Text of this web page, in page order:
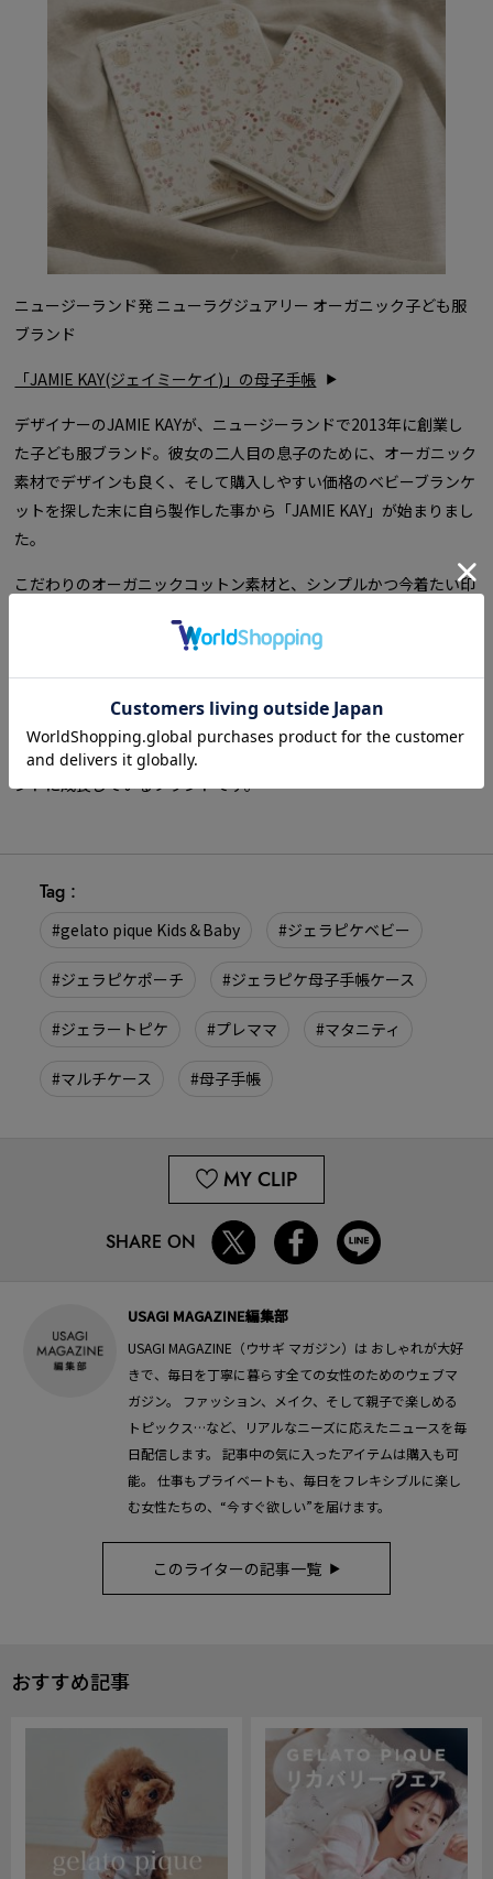
ニュージーランド発 ニューラグジュアリー オーガニック子ども服
ブランド
「JAMIE KAY(ジェイミーケイ)」の母子手帳
デザイナーのJAMIE KAYが、ニュージーランドで2013年に創業し
た子ども服ブランド。彼女の二人目の息子のために、オーガニック
素材でデザインも良く、そして購入しやすい価格のベビーブランケ
ットを探した末に自ら製作した事から「JAMIE KAY」が始まりまし
た。
こだわりのオーガニックコットン素材と、シンプルかつ今着たい印
以来変わらぬ人気を博しています。オリジナルデザインの柄がプリ
る顧客コミュニケーションが功を奏し、10年以上にわたり世界中
のペアレンツからの支持を集め続けており、実店舗を構えずECの
みでの展開にも関わらず、年間50億円以上の売上高を誇る人気ブラ
ンドに成長しているブランドです。
Tag :
#gelato pique Kids＆Baby #ジェラピケベビー
#ジェラピケポーチ #ジェラピケ母子手帳ケース
#ジェラートピケ #プレママ #マタニティ
#マルチケース #母子手帳
MY CLIP
SHARE ON
USAGI MAGAZINE編集部
USAGI MAGAZINE（ウサギ マガジン）は おしゃれが大好
きで、毎日を丁寧に暮らす全ての女性のためのウェブマ
ガジン。 ファッション、メイク、そして親子で楽しめる
トピックス…など、リアルなニーズに応えたニュースを毎
日配信します。 記事中の気に入ったアイテムは購入も可
能。 仕事もプライベートも、毎日をフレキシブルに楽し
む女性たちの、“今すぐ欲しい”を届けます。
このライターの記事一覧
おすすめ記事